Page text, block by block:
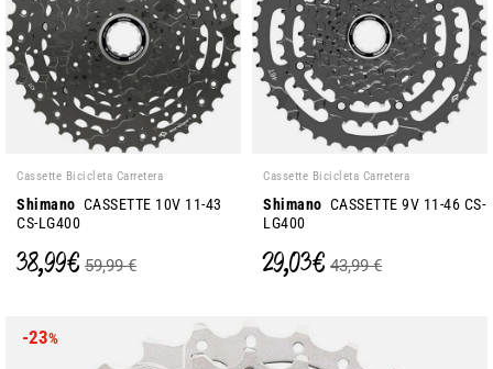
Cassette Bicicleta Carretera
Shimano CASSETTE 10V 11-43
CS-LG400
38,99 € 59,99 €
Cassette Bicicleta Carretera
Shimano CASSETTE 9V 11-46 CS-
LG400
29,03 € 43,99 €
-23%